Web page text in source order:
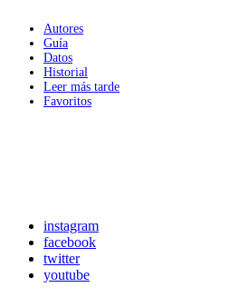
Autores
Guía
Datos
Historial
Leer más tarde
Favoritos
instagram
facebook
twitter
youtube